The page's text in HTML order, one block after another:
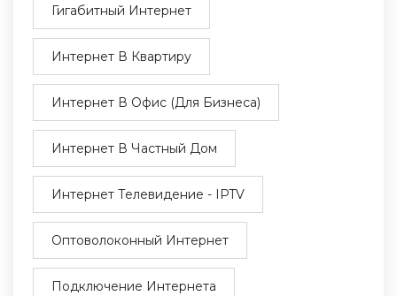
Гигабитный Интернет
Интернет В Квартиру
Интернет В Офис (для Бизнеса)
Интернет В Частный Дом
Интернет Телевидение - IPTV
Оптоволоконный Интернет
Подключение Интернета